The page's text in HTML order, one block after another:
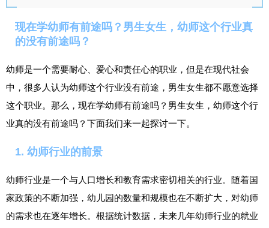
现在学幼师有前途吗？男生女生，幼师这个行业真
的没有前途吗？
幼师是一个需要耐心、爱心和责任心的职业，但是在现代社会
中，很多人认为幼师这个行业没有前途，男生女生都不愿意选择
这个职业。那么，现在学幼师有前途吗？男生女生，幼师这个行
业真的没有前途吗？下面我们来一起探讨一下。
1. 幼师行业的前景
幼师行业是一个与人口增长和教育需求密切相关的行业。随着国
家政策的不断加强，幼儿园的数量和规模也在不断扩大，对幼师
的需求也在逐年增长。根据统计数据，未来几年幼师行业的就业